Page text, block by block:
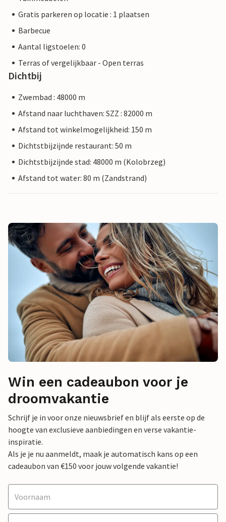
Gratis parkeren op locatie : 1 plaatsen
Barbecue
Aantal ligstoelen: 0
Terras of vergelijkbaar - Open terras
Dichtbij
Zwembad : 48000 m
Afstand naar luchthaven: SZZ : 82000 m
Afstand tot winkelmogelijkheid: 150 m
Dichtstbijzijnde restaurant: 50 m
Dichtstbijzijnde stad: 48000 m (Kolobrzeg)
Afstand tot water: 80 m (Zandstrand)
Win een cadeaubon voor je
droomvakantie
Schrijf je in voor onze nieuwsbrief en blijf als eerste op de
hoogte van exclusieve aanbiedingen en verse vakantie-
inspiratie.
Als je je nu aanmeldt, maak je automatisch kans op een
cadeaubon van €150 voor jouw volgende vakantie!